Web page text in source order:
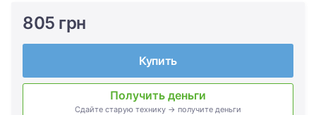
805 грн
Купить
Получить деньги
Сдайте старую технику → получите деньги